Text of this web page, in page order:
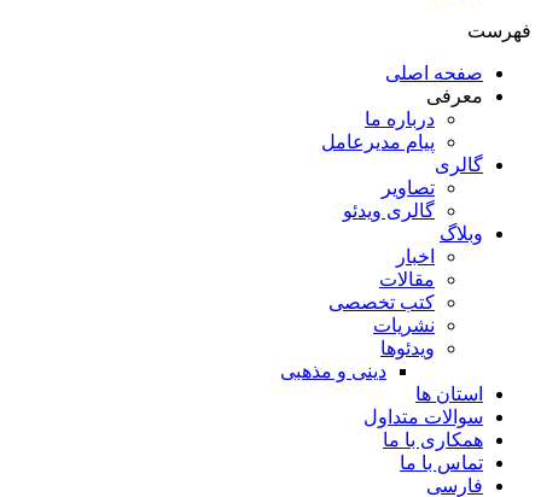
فهرست
صفحه اصلی
معرفی
درباره ما
پیام مدیرعامل
گالری
تصاویر
گالری ویدئو
وبلاگ
اخبار
مقالات
کتب تخصصی
نشریات
ویدئوها
دینی و مذهبی
استان ها
سوالات متداول
همکاری با ما
تماس با ما
فارسی